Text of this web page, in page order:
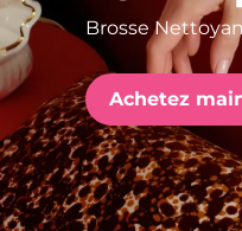
Brosse
Achetez
issa™ Teeth
FAQ™ Dual LED